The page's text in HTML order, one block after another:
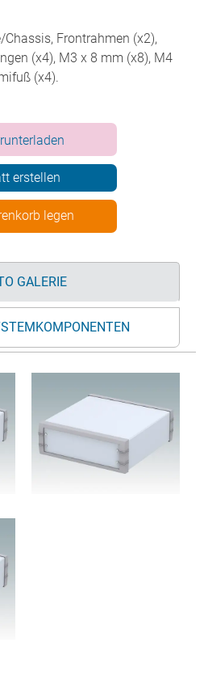
Frontrahmen (x2),
(x4), M3 x 8 mm (x8), M4
(x4).
erstellen
legen
GALERIE